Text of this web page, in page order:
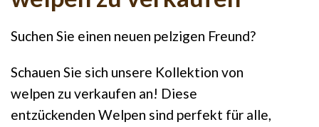
Suchen Sie einen neuen pelzigen Freund?
Schauen Sie sich unsere Kollektion von
welpen zu verkaufen an! Diese
entzückenden Welpen sind perfekt für alle,